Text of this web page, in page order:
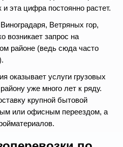
эта цифра постоянно растет.
Ветряных гор,
возникает запрос на
районе (ведь сюда часто
оказывает услуги грузовых
уже много лет к ряду.
крупной бытовой
или офисным переездом, а